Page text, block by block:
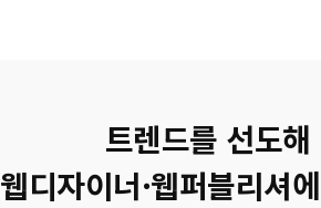
트렌드를 선도해
웹디자이너·웹퍼블리셔